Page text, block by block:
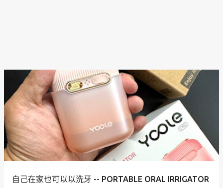
自己在家也可以以洗牙 -- PORTABLE ORAL IRRIGATOR